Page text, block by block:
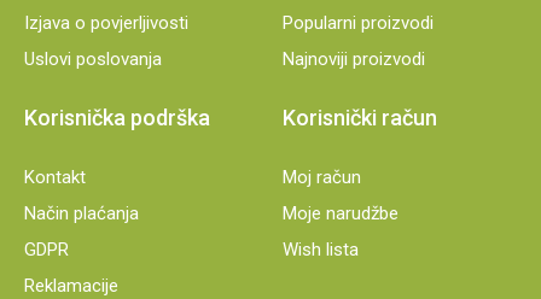
Izjava o povjerljivosti
Uslovi poslovanja
Popularni proizvodi
Najnoviji proizvodi
Korisnička podrška
Kontakt
Način plaćanja
GDPR
Reklamacije
Korisnički račun
Moj račun
Moje narudžbe
Wish lista